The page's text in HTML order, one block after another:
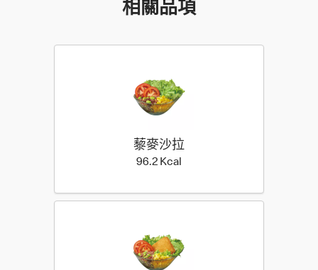
相關品項
藜麥沙拉
96.2 Kcal